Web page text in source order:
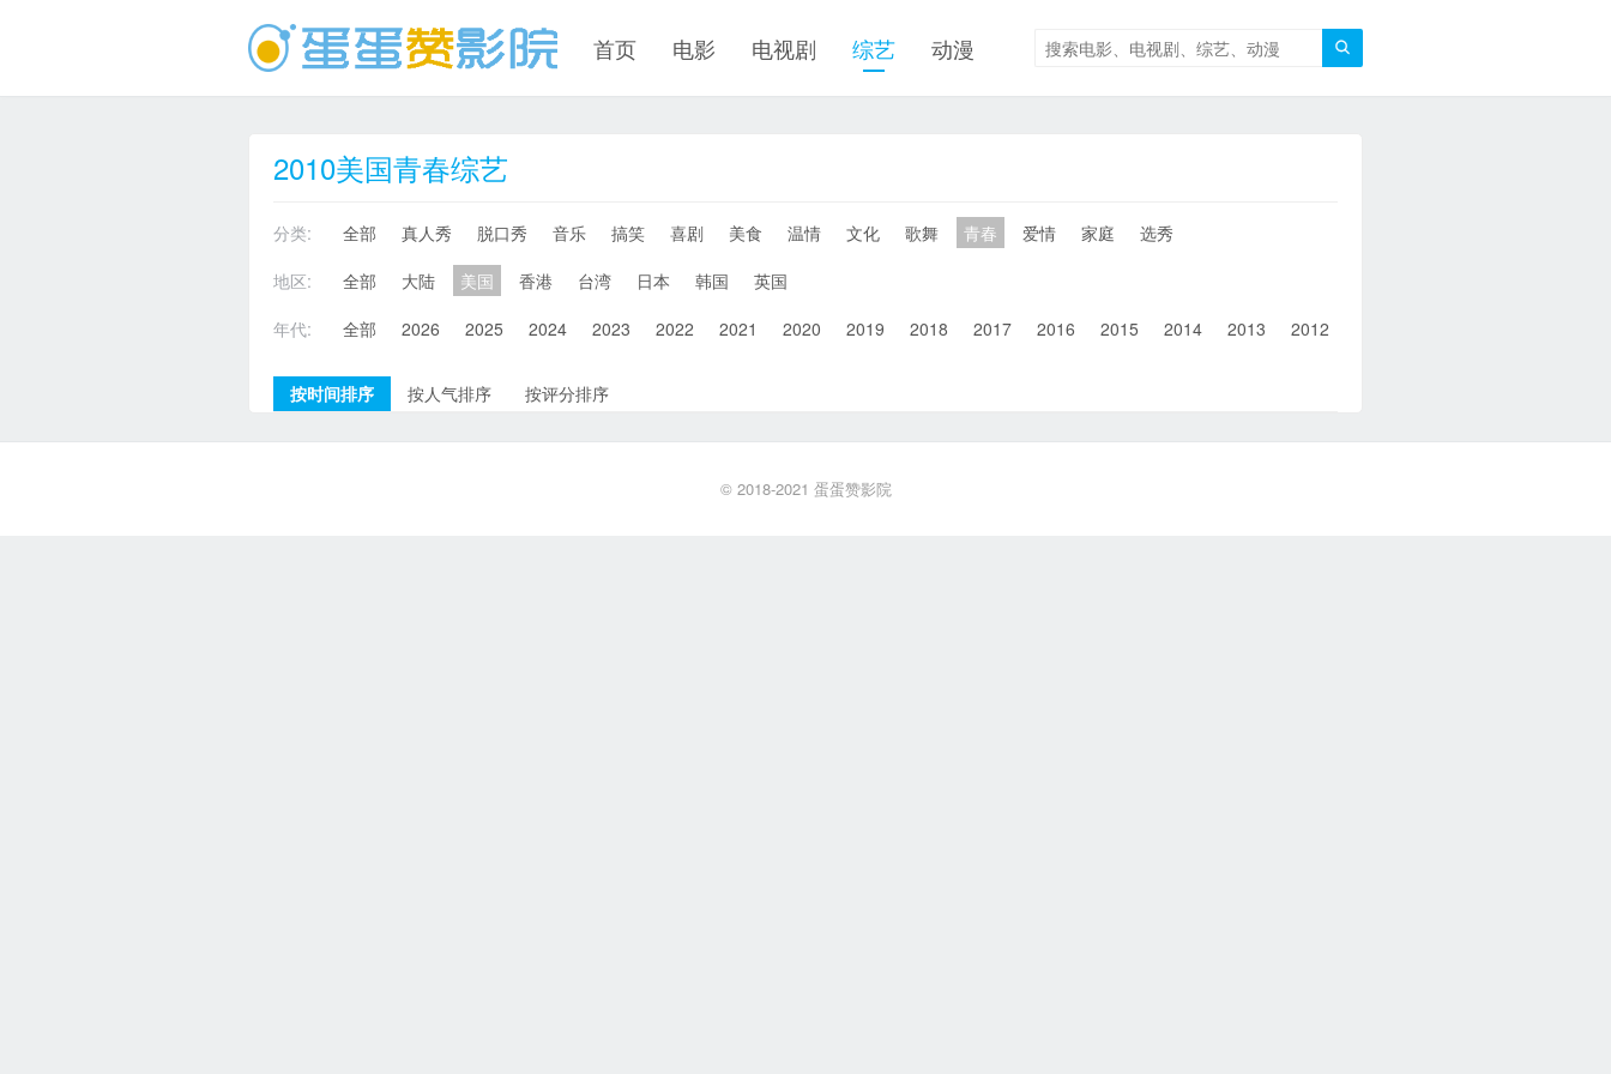

首页 电影 电视剧 综艺 动漫
2010美国青春综艺
分类: 全部 真人秀 脱口秀 音乐 搞笑 喜剧 美食 温情 文化 歌舞 青春 爱情 家庭
选秀
地区:
全部 大陆 美国 香港 台湾 日本 韩国
英国
年代:
全部 2026 2025 2024 2023 2022 2021 2020 2019 2018 2017 2016 2015 2014 2013 2012
按时间排序 按人气排序 按评分排序
© 2018-2021 蛋蛋赞影院